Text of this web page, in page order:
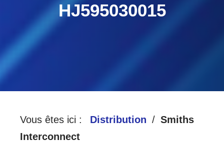
HJ595030015
Vous êtes ici : Distribution
Smiths
Interconnect